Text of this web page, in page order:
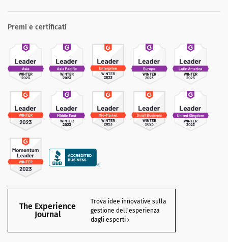
Premi e certificati
The Experience
Journal
Trova idee innovative sulla
gestione dell'esperienza
dagli esperti